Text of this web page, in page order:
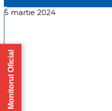
5 martie 2024
Monitorul Oficial